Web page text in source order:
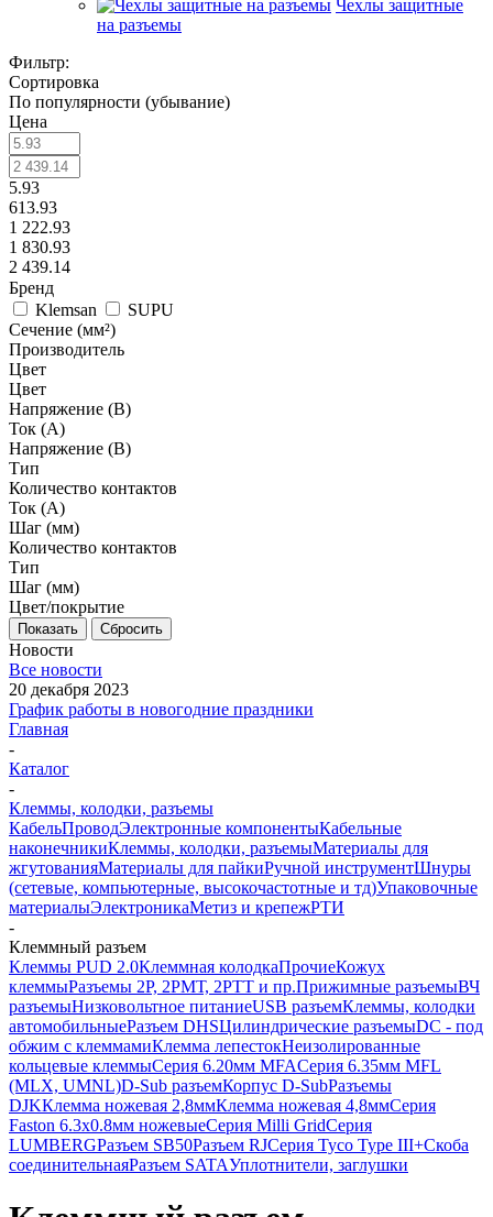
Чехлы защитные
на разъемы
Фильтр:
Сортировка
По популярности (убывание)
Цена
5.93
613.93
1 222.93
1 830.93
2 439.14
Бренд
Klemsan
SUPU
Сечение (мм²)
Производитель
Цвет
Цвет
Напряжение (В)
Ток (А)
Напряжение (В)
Тип
Количество контактов
Ток (А)
Шаг (мм)
Количество контактов
Тип
Шаг (мм)
Цвет/покрытие
Показать Сбросить
Новости
Все новости
20 декабря 2023
График работы в новогодние праздники
Главная
-
Каталог
-
Клеммы, колодки, разъемы
КабельПроводЭлектронные компонентыКабельные
наконечникиКлеммы, колодки, разъемыМатериалы для
жгутованияМатериалы для пайкиРучной инструментШнуры
(сетевые, компьютерные, высокочастотные и тд)Упаковочные
материалыЭлектроникаМетиз и крепежРТИ
-
Клеммный разъем
Клеммы PUD 2.0Клеммная колодкаПрочиеКожух
клеммыРазъемы 2Р, 2РМТ, 2РТТ и пр.Прижимные разъемыВЧ
разъемыНизковольтное питаниеUSB разъемКлеммы, колодки
автомобильныеРазъем DHSЦилиндрические разъемыDC - под
обжим с клеммамиКлемма лепестокНеизолированные
кольцевые клеммыСерия 6.20мм MFAСерия 6.35мм MFL
(MLX, UMNL)D-Sub разъемКорпус D-SubРазъемы
DJKКлемма ножевая 2,8ммКлемма ножевая 4,8ммСерия
Faston 6.3х0.8мм ножевыеСерия Milli GridСерия
LUMBERGРазъем SB50Разъем RJСерия Tyco Type III+Скоба
соединительнаяРазъем SATAУплотнители, заглушки